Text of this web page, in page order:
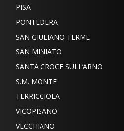
PISA
PONTEDERA
SAN GIULIANO TERME
SAN MINIATO
SANTA CROCE SULL’ARNO
S.M. MONTE
TERRICCIOLA
VICOPISANO
VECCHIANO